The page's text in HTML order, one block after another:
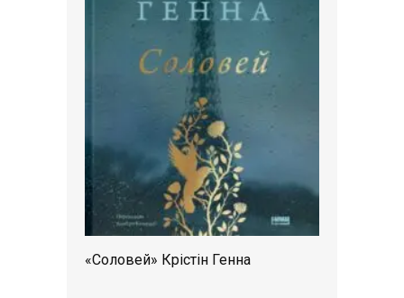
«Соловей» Крістін Генна